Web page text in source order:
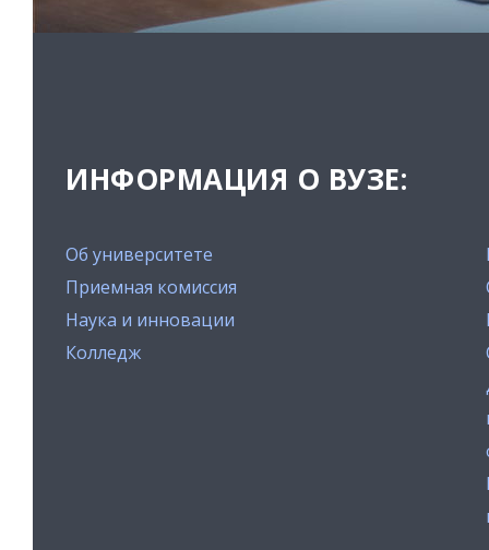
ИНФОРМАЦИЯ О ВУЗЕ:
Об университете
Приемная комиссия
Наука и инновации
Колледж